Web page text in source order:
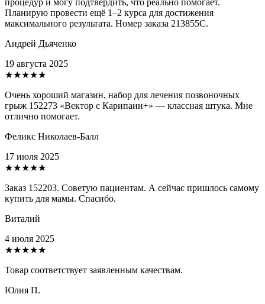
Планирую провести ещё 1–2 курса для достижения
максимального результата. Номер заказа 213855С.
Андрей Дьяченко
19 августа 2025
★★★★★
Очень хороший магазин, набор для лечения позвоночных
грыж 152273 «Вектор с Карипаин+» — классная штука. Мне
отлично помогает.
Феликс Николаев-Балл
17 июля 2025
★★★★★
Заказ 152203. Советую пациентам. А сейчас пришлось самому
купить для мамы. Спасибо.
Виталий
4 июля 2025
★★★★★
Товар соответствует заявленным качествам.
Юлия П.